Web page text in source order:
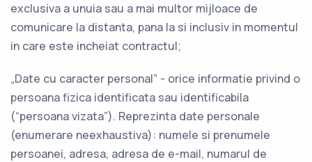
exclusiva a unuia sau a mai multor mijloace de
comunicare la distanta, pana la si inclusiv in momentul
in care este incheiat contractul;
„Date cu caracter personal” - orice informatie privind o
persoana fizica identificata sau identificabila
(“persoana vizata”). Reprezinta date personale
(enumerare neexhaustiva): numele si prenumele
persoanei, adresa, adresa de e-mail, numarul de